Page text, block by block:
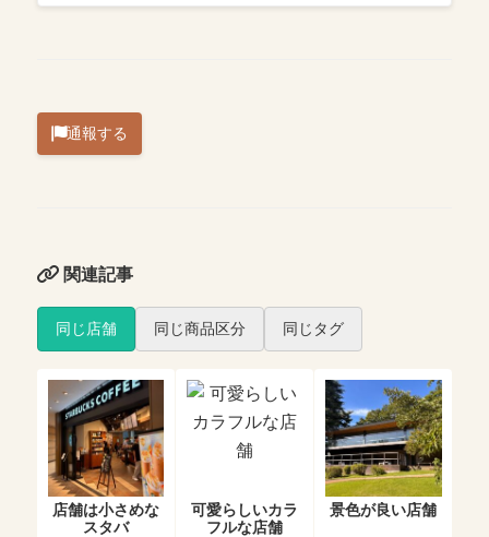
通報する
関連記事
同じ店舗 同じ商品区分 同じタグ
店舗は小さめな
スタバ
可愛らしいカラ
フルな店舗
景色が良い店舗